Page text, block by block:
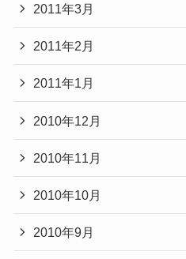
2011年3月
2011年2月
2011年1月
2010年12月
2010年11月
2010年10月
2010年9月